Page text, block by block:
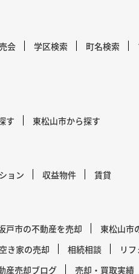
会 学区検索 町名検索
す 東松山市から探す
ョン 収益物件 賃貸
戸市の不動産を売却
東松山市
空き家の売却 相続相談
リ
産売却ブログ 売却・買取実績